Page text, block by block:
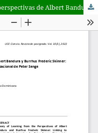
Teoría del aprendizaje desde las perspectivas de Albert Bandura y Burrhus Frederic Skinner: vinculación con aprendizaje organizacional de Peter Senge